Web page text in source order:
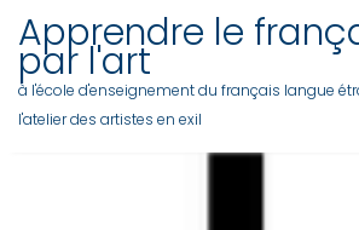
Apprendre le
par l'art
à l'école d'enseignement du français langue
l'atelier des artistes en exil